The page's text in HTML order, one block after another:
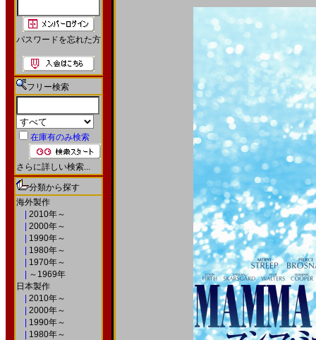
パスワードを忘れた方
フリー検索
在庫有のみ検索
さらに詳しい検索...
分類から探す
海外製作
2010年～
2000年～
1990年～
1980年～
1970年～
～1969年
日本製作
2010年～
2000年～
1990年～
1980年～